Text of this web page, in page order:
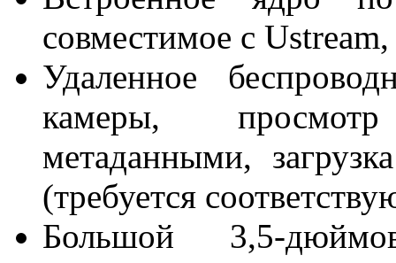
совместимое с
Удаленное
камеры,
метаданными,
(требуется
Большой 3,5-